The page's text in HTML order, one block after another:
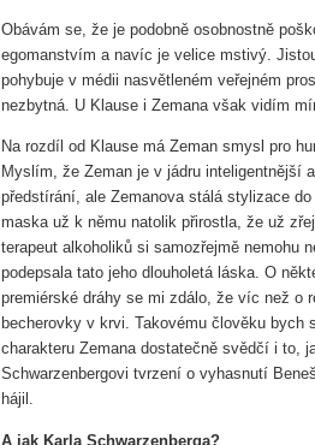
Obávám se, že je podobně osobnostně
egomanstvím a navíc je velice mstivý.
pohybuje v médii nasvětleném veřejném
nezbytná. U Klause i Zemana však vidím
Na rozdíl od Klause má Zeman smysl pro
Myslím, že Zeman je v jádru inteligentnější
předstírání, ale Zemanova stálá stylizace
maska už k němu natolik přirostla, že už
terapeut alkoholiků si samozřejmě nemohu
podepsala tato jeho dlouholetá láska. O
premiérské dráhy se mi zdálo, že víc než o
becherovky v krvi. Takovému člověku bych
charakteru Zemana dostatečně svědčí i to,
Schwarzenbergovi tvrzení o vyhasnutí
hájil.
A jak Karla Schwarzenberga?